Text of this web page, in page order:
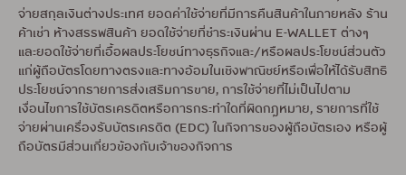
จ่ายสกุลเงินต่างประเทศ ยอดค่าใช้จ่ายที่มีการคืนสินค้าในภายหลัง ร้าน
ค้าเช่า ห้างสรรพสินค้า ยอดใช้จ่ายที่ชำระเงินผ่าน E-WALLET ต่างๆ
และยอดใช้จ่ายที่เอื้อผลประโยชน์ทางธุรกิจและ/หรือผลประโยชน์ส่วนตัว
แก่ผู้ถือบัตรโดยทางตรงและทางอ้อมในเชิงพาณิชย์หรือเพื่อให้ได้รับสิทธิ
ประโยชน์จากรายการส่งเสริมการขาย, การใช้จ่ายที่ไม่เป็นไปตาม
เงื่อนไขการใช้บัตรเครดิตหรือการกระทำใดที่ผิดกฎหมาย, รายการที่ใช้
จ่ายผ่านเครื่องรับบัตรเครดิต (EDC) ในกิจการของผู้ถือบัตรเอง หรือผู้
ถือบัตรมีส่วนเกี่ยวข้องกับเจ้าของกิจการ